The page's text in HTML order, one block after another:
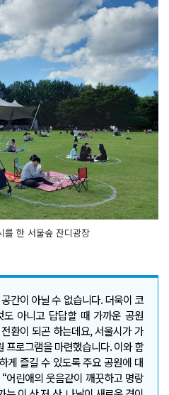
R
L
복
사
유
하
기
크
게
경
하
기
작
게
경
하
기
를 한 서울숲 잔디광장
간이 아닐 수 없습니다. 더욱이 코
아니고 답답할 때 가까운 공원
환이 되곤 하는데요, 서울시가 가
프로그램을 마련했습니다. 이와 함
게 즐길 수 있도록 주요 공원에 대
어린애의 웃음같이 깨끗하고 명랑